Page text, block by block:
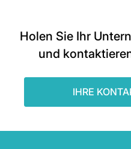
Holen Sie Ihr
und
IHRE